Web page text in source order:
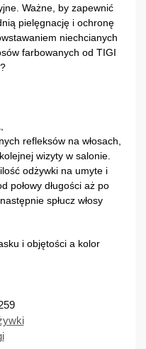
Ważne, by zapewnić
pielęgnację i ochronę
niechcianych
farbowanych od TIGI
refleksów na włosach,
wizyty w salonie.
odżywki na umyte i
połowy długości aż po
spłucz włosy
i objętości a kolor